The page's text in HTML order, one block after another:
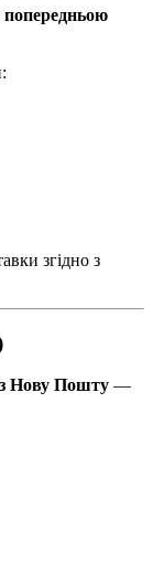
попередньою
згідно з
Нову Пошту —